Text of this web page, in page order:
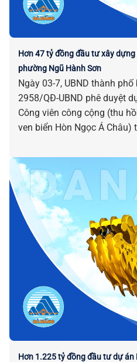
Hơn 47 tỷ đồng đầu tư xây
phường Ngũ Hành Sơn
Ngày 03-7, UBND thành
2958/QĐ-UBND phê duyệt
Công viên công cộng (thu
ven biển Hòn Ngọc Á
Hơn 1.225 tỷ đồng đầu tư dự